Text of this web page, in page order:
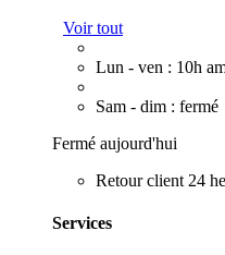
Voir tout
Lun - ven : 10h
Sam - dim : fermé
Fermé aujourd'hui
Retour client 24
Services